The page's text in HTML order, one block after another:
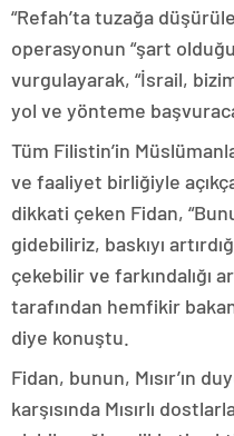
“Refah’ta tuzağa
operasyonun “şart
vurgulayarak, “İsrail,
yol ve yönteme
Tüm Filistin’in
ve faaliyet birliğiyle
dikkati çeken Fidan,
gidebiliriz, baskıyı
çekebilir ve farkındalığı
tarafından hemfikir
diye konuştu.
Fidan, bunun, Mısır’ın
karşısında Mısırlı